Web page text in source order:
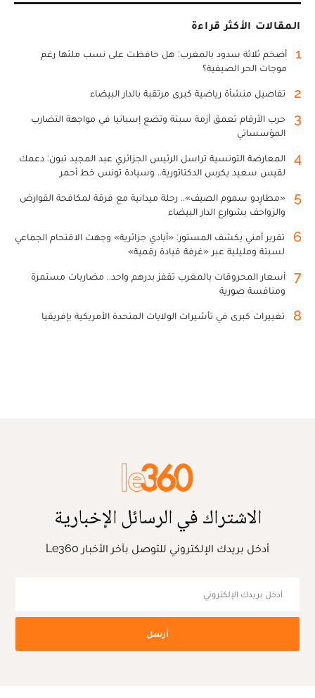
المقالات الأكثر قراءة
1
أضخم ثلاثة سدود بالمغرب: هل حافظت على نسب ملئها رغم
موجات الحر الصيفية؟
2 تفاصيل منشأة رياضية كبرى مرتقبة بالدار البيضاء
3
حرب الأرقام تعمق أزمة سبتة وتضع إسبانيا في مواجهة التضارب
المؤسساتي
4
المعارضة التونسية تراسل الرئيس الجزائري عبد المجيد تبون: دعمك
لقيس سعيد يكرس الدكتاتورية.. وسيادة تونس خط أحمر
5
«مطارِدو سموم الصيف».. رحلة ميدانية مع فرقة لمكافحة القوارض
والزواحف بشوارع الدار البيضاء
6
تقرير أمني يكشف المستور: «أيادي جزائرية» وجهت الاقتحام الجماعي
لسبتة ومليلية عبر «غرفة قيادة رقمية»
7
أسعار المحروقات بالمغرب تقفز بدرهم واحد.. مضاربات مستمرة
ومنافسة صورية
8 تغييرات كبرى في تأشيرات الولايات المتحدة الأمريكية بإفريقيا
الاشتراك في الرسائل الإخبارية
أدخل بريدك الإلكتروني للتوصل بآخر الأخبار Le360
أرسل